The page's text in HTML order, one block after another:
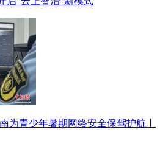
为青少年暑期网络安全保驾护航丨